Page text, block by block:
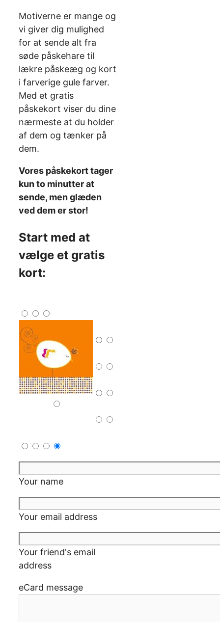
Motiverne er mange og
vi giver dig mulighed
for at sende alt fra
søde påskehare til
lækre påskeæg og kort
i farverige gule farver.
Med et gratis
påskekort viser du dine
nærmeste at du holder
af dem og tænker på
dem.
Vores påskekort tager
kun to minutter at
sende, men glæden
ved dem er stor!
Start med at
vælge et gratis
kort:
Your name
Your email address
Your friend's email
address
eCard message